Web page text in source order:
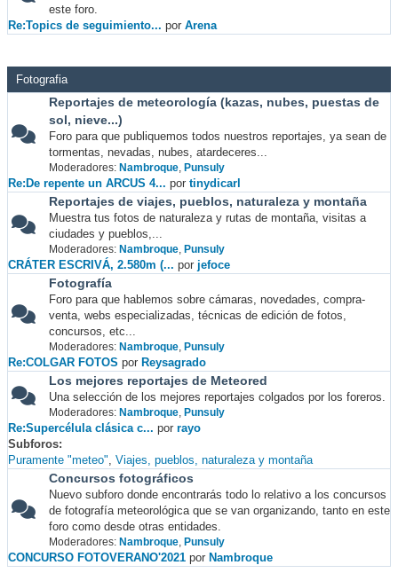
este foro.
Re:Topics de seguimiento... por Arena
Fotografia
Reportajes de meteorología (kazas, nubes, puestas de
sol, nieve...)
Foro para que publiquemos todos nuestros reportajes, ya sean de
tormentas, nevadas, nubes, atardeceres...
Moderadores: Nambroque, Punsuly
Re:De repente un ARCUS 4... por tinydicarl
Reportajes de viajes, pueblos, naturaleza y montaña
Muestra tus fotos de naturaleza y rutas de montaña, visitas a
ciudades y pueblos,...
Moderadores: Nambroque, Punsuly
CRÁTER ESCRIVÁ, 2.580m (... por jefoce
Fotografía
Foro para que hablemos sobre cámaras, novedades, compra-
venta, webs especializadas, técnicas de edición de fotos,
concursos, etc...
Moderadores: Nambroque, Punsuly
Re:COLGAR FOTOS por Reysagrado
Los mejores reportajes de Meteored
Una selección de los mejores reportajes colgados por los foreros.
Moderadores: Nambroque, Punsuly
Re:Supercélula clásica c... por rayo
Subforos
Puramente "meteo" Viajes, pueblos, naturaleza y montaña
Concursos fotográficos
Nuevo subforo donde encontrarás todo lo relativo a los concursos
de fotografía meteorológica que se van organizando, tanto en este
foro como desde otras entidades.
Moderadores: Nambroque, Punsuly
CONCURSO FOTOVERANO'2021 por Nambroque